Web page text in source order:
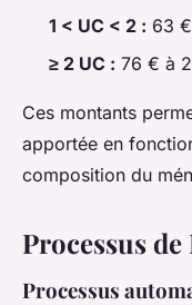
1 < UC < 2 : 63
≥ 2 UC : 76 € à
Ces montants
apportée en
composition du
Processus
Processus